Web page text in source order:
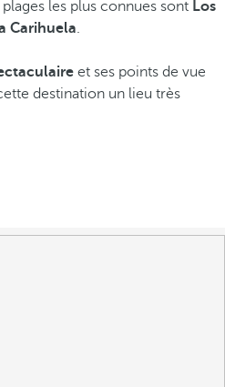
les plus connues sont Los
Carihuela.
et ses points de vue
destination un lieu très